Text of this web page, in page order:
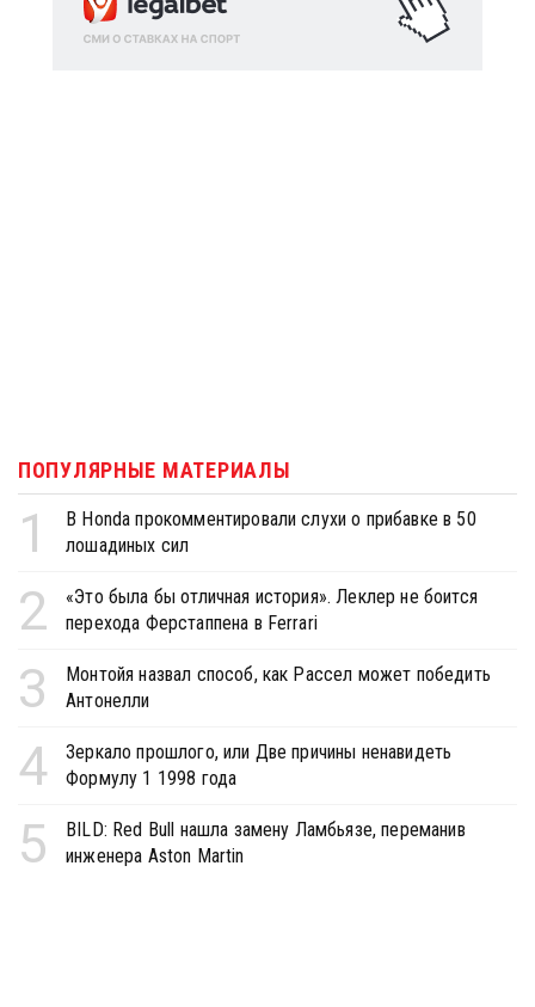
ПОПУЛЯРНЫЕ МАТЕРИАЛЫ
1
В Honda прокомментировали слухи о прибавке в 50
лошадиных сил
2
«Это была бы отличная история». Леклер не боится
перехода Ферстаппена в Ferrari
3
Монтойя назвал способ, как Рассел может победить
Антонелли
4
Зеркало прошлого, или Две причины ненавидеть
Формулу 1 1998 года
5
BILD: Red Bull нашла замену Ламбьязе, переманив
инженера Aston Martin